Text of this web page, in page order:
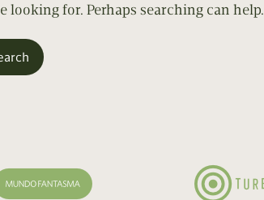
Digital
looking for. Perhaps searching can help.